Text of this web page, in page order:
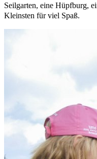
Seilgarten, eine Hüpfburg,
Kleinsten für viel Spaß.